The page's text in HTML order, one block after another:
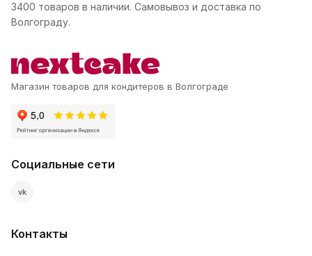
3400 товаров в наличии. Самовывоз и доставка по
Волгограду.
Магазин товаров для кондитеров в Волгограде
Социальные сети
vk
Контакты